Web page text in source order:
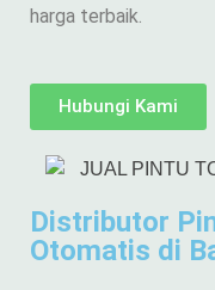
harga terbaik.
Hubungi Kami
Distributor
Otomatis di